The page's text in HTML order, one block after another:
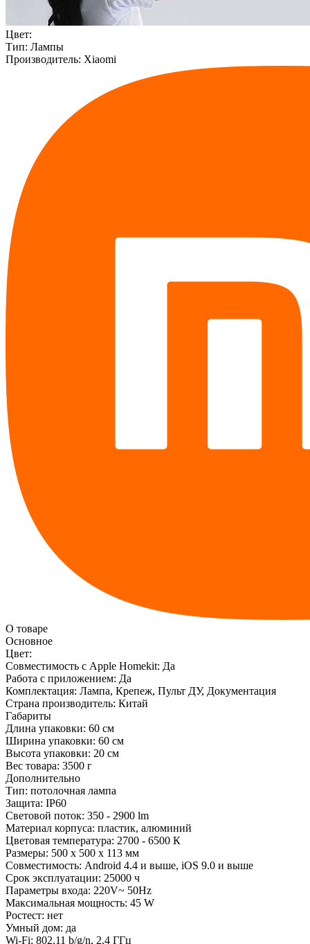
Цвет:
Тип: Лампы
Производитель: Xiaomi
О товаре
Основное
Цвет:
Совместимость с Apple Homekit: Да
Работа с приложением: Да
Комплектация: Лампа, Крепеж, Пульт ДУ, Документация
Страна производитель: Китай
Габариты
Длина упаковки: 60 см
Ширина упаковки: 60 см
Высота упаковки: 20 см
Вес товара: 3500 г
Дополнительно
Тип: потолочная лампа
Защита: IP60
Световой поток: 350 - 2900 lm
Материал корпуса: пластик, алюминий
Цветовая температура: 2700 - 6500 К
Размеры: 500 х 500 х 113 мм
Совместимость: Android 4.4 и выше, iOS 9.0 и выше
Срок эксплуатации: 25000 ч
Параметры входа: 220V~ 50Hz
Максимальная мощность: 45 W
Ростест: нет
Умный дом: да
Wi-Fi: 802.11 b/g/n, 2.4 ГГц